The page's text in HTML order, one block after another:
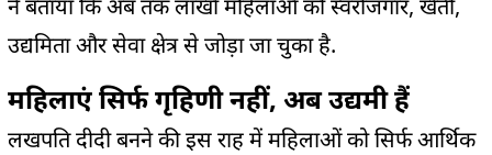
उद्यमिता और सेवा क्षेत्र से जोड़ा जा चुका है.
महिलाएं सिर्फ गृहिणी नहीं, अब उद्यमी हैं
लखपति दीदी बनने की इस राह में महिलाओं को सिर्फ आर्थिक